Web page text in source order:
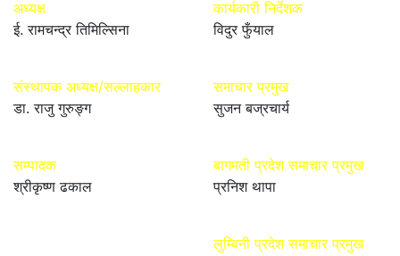
अध्यक्ष
ई. रामचन्द्र तिमिल्सिना
संस्थापक अध्यक्ष/सल्लाहकार
डा. राजु गुरुङ्ग
सम्पादक
श्रीकृष्ण ढकाल
कार्यकारी निर्देशक
विदुर फुँयाल
समाचार प्रमुख
सुजन बज्रचार्य
बागमती प्रदेश समाचार प्रमुख
प्रनिश थापा
लुम्बिनी प्रदेश समाचार प्रमुख